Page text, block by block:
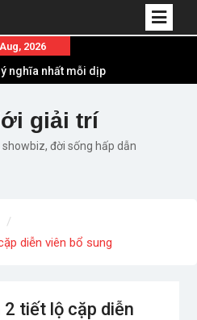
2026
nghĩa nhất mỗi dịp
Màn comeback
triệu view
mùi” quảng cáo
Tại – Sơn Tùng M-
chuẩn
giải trí
đời sống hấp dẫn
diễn viên bổ sung
2 tiết lộ cặp diễn